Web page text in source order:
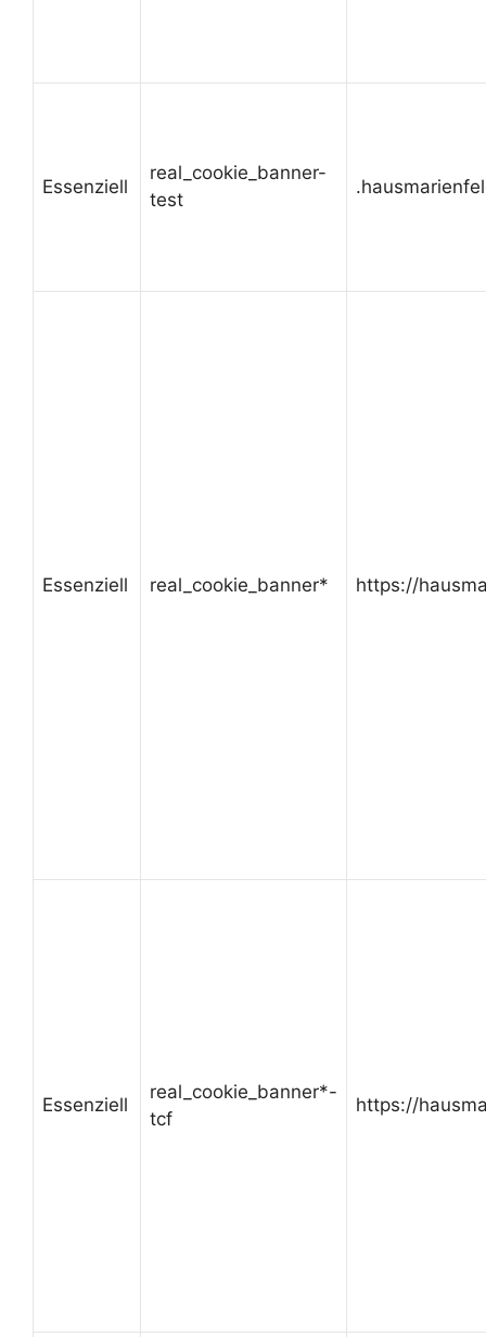
Essenziell
real_cookie_banner-
test
Essenziell real_cookie_banner* https://
Essenziell
real_cookie_banner*-
tcf
https://